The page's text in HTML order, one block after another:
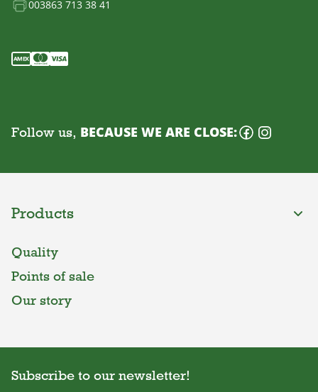
003863 713 38 41
Follow us, BECAUSE WE ARE CLOSE:
Products
Quality
Points of sale
Our story
Subscribe to our newsletter!